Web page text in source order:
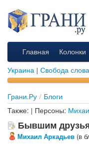
Главная Колонки
Украина | Свобода слова
Грани.Ру / Блоги
Также: | Персоны:
Бывшим
Михаил Аркадьев (в